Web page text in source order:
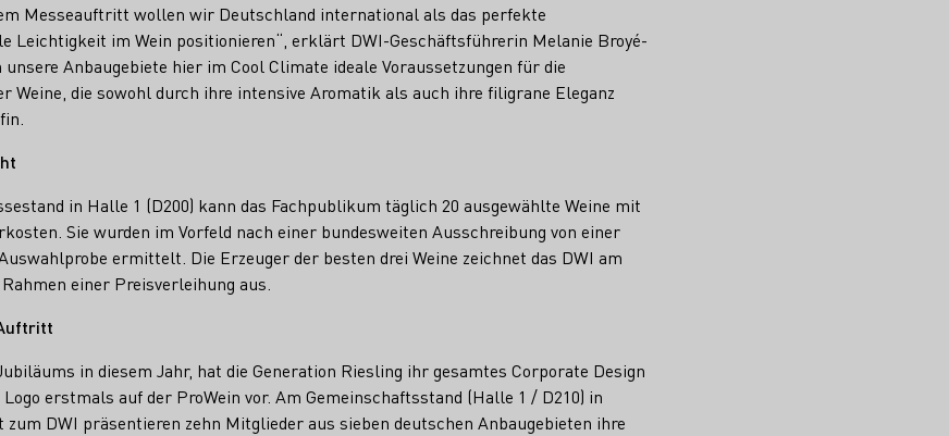
Messeauftritt wollen wir Deutschland international als das perfekte
Leichtigkeit im Wein positionieren“, erklärt DWI-Geschäftsführerin Melanie Broyé-
Anbaugebiete hier im Cool Climate ideale Voraussetzungen für die
Weine, die sowohl durch ihre intensive Aromatik als auch ihre filigrane Eleganz
in Halle 1 (D200) kann das Fachpublikum täglich 20 ausgewählte Weine mit
Sie wurden im Vorfeld nach einer bundesweiten Ausschreibung von einer
ermittelt. Die Erzeuger der besten drei Weine zeichnet das DWI am
einer Preisverleihung aus.
in diesem Jahr, hat die Generation Riesling ihr gesamtes Corporate Design
erstmals auf der ProWein vor. Am Gemeinschaftsstand (Halle 1 / D210) in
DWI präsentieren zehn Mitglieder aus sieben deutschen Anbaugebieten ihre